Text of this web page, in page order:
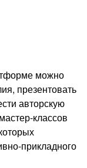
можно
презентовать
авторскую
классов
прикладного